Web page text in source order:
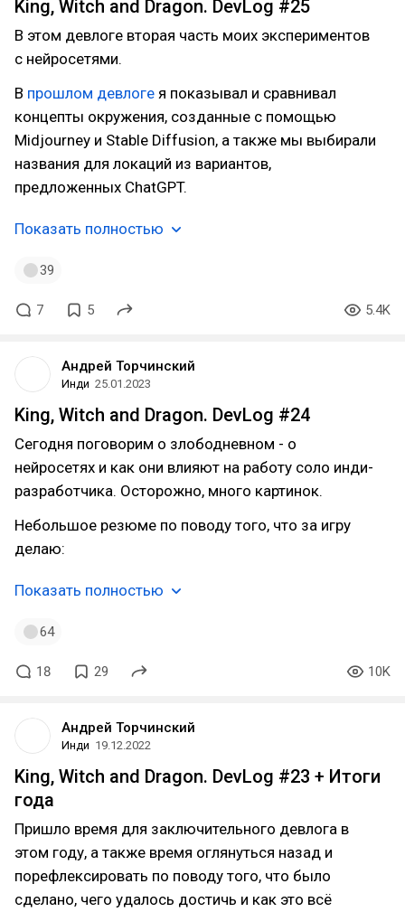
King, Witch and Dragon. DevLog #25
В этом девлоге вторая часть моих экспериментов
с нейросетями.
В прошлом девлоге я показывал и сравнивал
концепты окружения, созданные с помощью
Midjourney и Stable Diffusion, а также мы выбирали
названия для локаций из вариантов,
предложенных ChatGPT.
Показать полностью
39
7 5 5.4K
Андрей Торчинский
Инди 25.01.2023
King, Witch and Dragon. DevLog #24
Сегодня поговорим о злободневном - о
нейросетях и как они влияют на работу соло инди-
разработчика. Осторожно, много картинок.
Небольшое резюме по поводу того, что за игру
делаю:
Показать полностью
64
18 29 10K
Андрей Торчинский
Инди 19.12.2022
King, Witch and Dragon. DevLog #23 + Итоги
года
Пришло время для заключительного девлога в
этом году, а также время оглянуться назад и
порефлексировать по поводу того, что было
сделано, чего удалось достичь и как это всё